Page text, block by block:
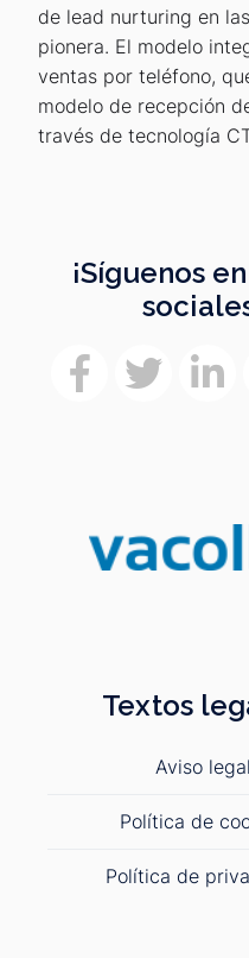
de lead nurturing en
pionera. El modelo
ventas por teléfono,
modelo de recepción
través de tecnología
¡Síguenos
Textos
Aviso legal
Política de
Política de